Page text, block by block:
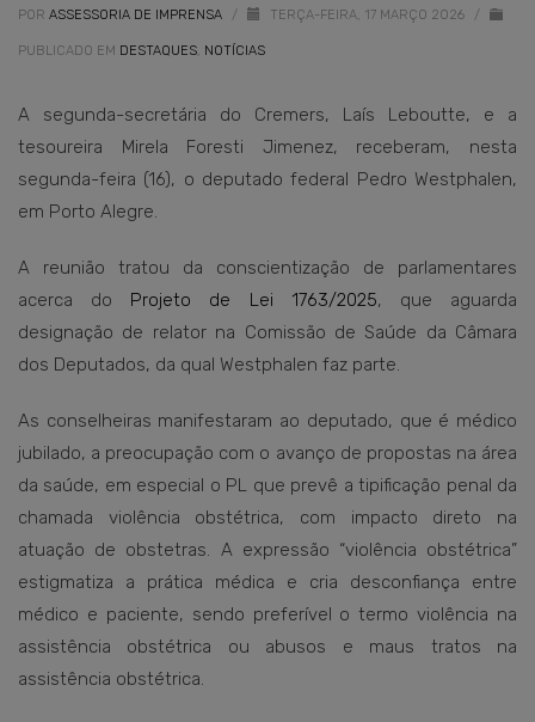
POR ASSESSORIA DE IMPRENSA / TERÇA-FEIRA, 17 MARÇO 2026 /
PUBLICADO EM DESTAQUES, NOTÍCIAS
A segunda-secretária do Cremers, Laís Leboutte, e a
tesoureira Mirela Foresti Jimenez, receberam, nesta
segunda-feira (16), o deputado federal Pedro Westphalen,
em Porto Alegre.
A reunião tratou da conscientização de parlamentares
acerca do Projeto de Lei 1763/2025, que aguarda
designação de relator na Comissão de Saúde da Câmara
dos Deputados, da qual Westphalen faz parte.
As conselheiras manifestaram ao deputado, que é médico
jubilado, a preocupação com o avanço de propostas na área
da saúde, em especial o PL que prevê a tipificação penal da
chamada violência obstétrica, com impacto direto na
atuação de obstetras. A expressão “violência obstétrica”
estigmatiza a prática médica e cria desconfiança entre
médico e paciente, sendo preferível o termo violência na
assistência obstétrica ou abusos e maus tratos na
assistência obstétrica.